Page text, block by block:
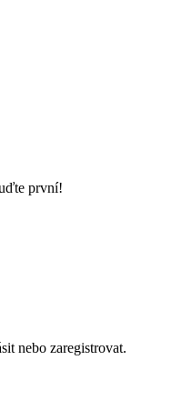
první!
nebo zaregistrovat.